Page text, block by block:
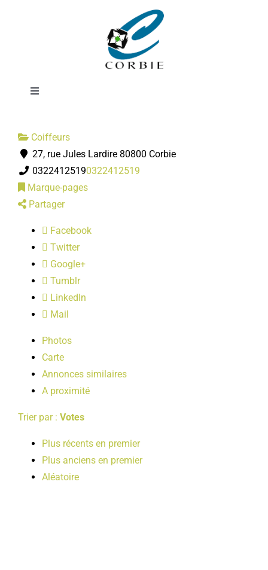
Toggle
DÉMARCHES ADMINISTRATIVES
SERVICES MUNICIPAUX
PRATIQUE
LOISIRS
PUBLICATIONS
Studio 22
Femmes
Coiffeurs
27, rue Jules Lardire 80800 Corbie
03224125190322412519
Marque-pages
Partager
Facebook
Twitter
Google+
Tumblr
LinkedIn
Mail
Photos
Carte
Annonces similaires
A proximité
Trier par : Votes
Plus récents en premier
Plus anciens en premier
Aléatoire